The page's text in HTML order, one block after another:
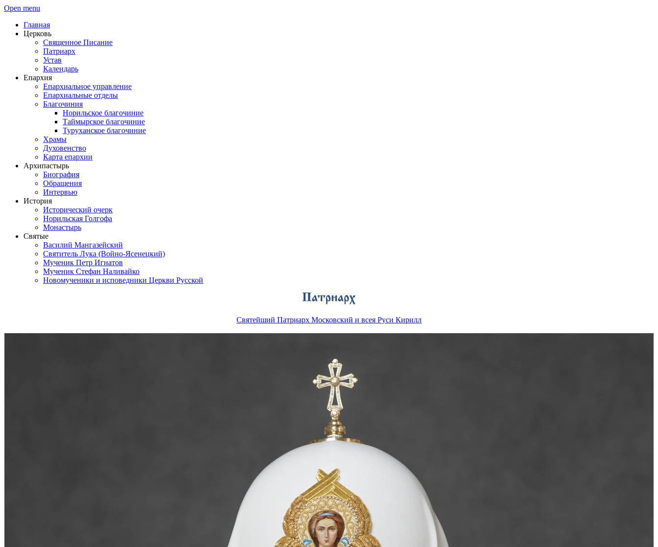
Open menu
Главная
Церковь
Священное Писание
Патриарх
Устав
Календарь
Епархия
Епархиальное управление
Епархиальные отделы
Благочиния
Норильское благочиние
Таймырское благочиние
Туруханское благочиние
Храмы
Духовенство
Карта епархии
Архипастырь
Биография
Обращения
Интервью
История
Исторический очерк
Норильская Голгофа
Монастырь
Святые
Василий Мангазейский
Святитель Лука (Войно-Ясенецкий)
Мученик Петр Игнатов
Мученик Стефан Наливайко
Новомученики и исповедники Церкви Русской
Святейший Патриарх Московский и всея Руси Кирилл